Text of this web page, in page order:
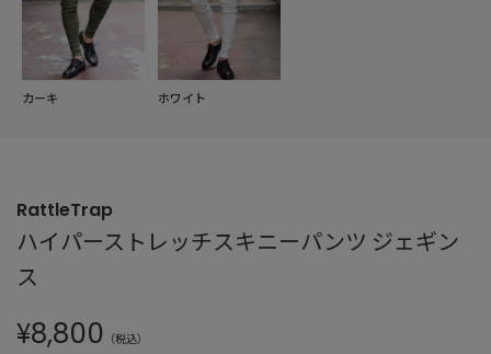
カーキ ホワイト
RattleTrap
ハイパーストレッチスキニーパンツ ジェギン
ス
¥8,800 （税込）